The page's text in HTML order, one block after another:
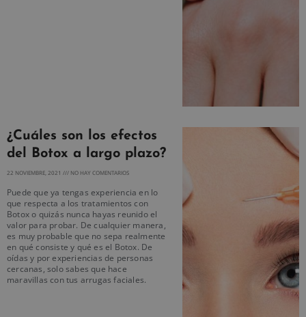
¿Cuáles son los efectos
del Botox a largo plazo?
22 NOVIEMBRE, 2021 NO HAY COMENTARIOS
Puede que ya tengas experiencia en lo
que respecta a los tratamientos con
Botox o quizás nunca hayas reunido el
valor para probar. De cualquier manera,
es muy probable que no sepa realmente
en qué consiste y qué es el Botox. De
oídas y por experiencias de personas
cercanas, solo sabes que hace
maravillas con tus arrugas faciales.